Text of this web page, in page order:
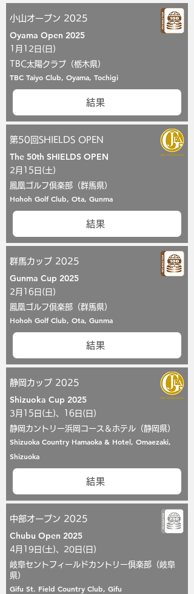
小山オープン 2025
Oyama Open 2025
1月12日(日)
TBC太陽クラブ（栃木県）
TBC Taiyo Club, Oyama, Tochigi
結果
第50回SHIELDS OPEN
The 50th SHIELDS OPEN
2月15日(土)
鳳凰ゴルフ倶楽部（群馬県）
Hohoh Golf Club, Ota, Gunma
結果
群馬カップ 2025
Gunma Cup 2025
2月16日(日)
鳳凰ゴルフ倶楽部（群馬県）
Hohoh Golf Club, Ota, Gunma
結果
静岡カップ 2025
Shizuoka Cup 2025
3月15日(土)、16日(日)
静岡カントリー浜岡コース＆ホテル（静岡県）
Shizuoka Country Hamaoka & Hotel, Omaezaki,
Shizuoka
結果
中部オープン 2025
Chubu Open 2025
4月19日(土)、20日(日)
岐阜セントフィールドカントリー倶楽部（岐阜
県）
Gifu St. Field Country Club, Gifu